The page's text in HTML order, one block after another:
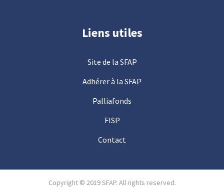
Liens utiles
Site de la SFAP
Adhérer à la SFAP
Palliafonds
FISP
Contact
Copyright © 2019 SFAP. All rights reserved.